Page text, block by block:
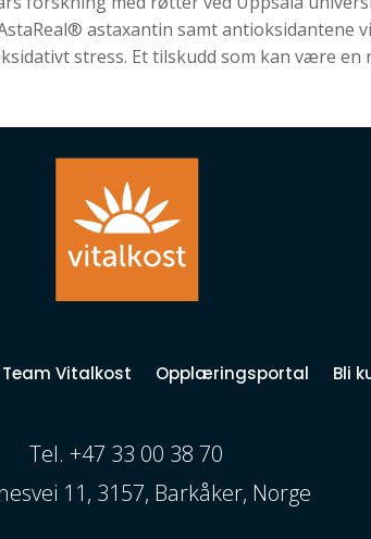
astaxantin samt antioksidantene
stress. Et tilskudd som kan være en
Team Vitalkost Opplæringsportal Bli
Tel. +47 33 00 38 70
11, 3157, Barkåker, Norge